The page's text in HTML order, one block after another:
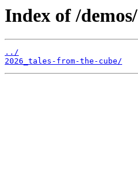
Index of /demos/
../
2026_tales-from-the-cube/